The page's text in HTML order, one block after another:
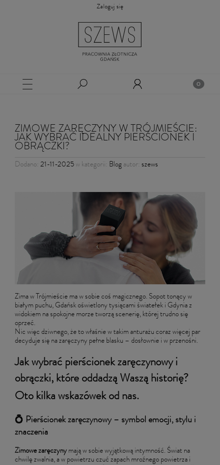
Zaloguj się
ZIMOWE ZARĘCZYNY W TRÓJMIEŚCIE:
JAK WYBRAĆ IDEALNY PIERŚCIONEK I
OBRĄCZKI?
Dodano: 21-11-2025 w kategorii: Blog autor: szews
Zima w Trójmieście ma w sobie coś magicznego. Sopot tonący w
białym puchu, Gdańsk oświetlony tysiącami światełek i Gdynia z
widokiem na spokojne morze tworzą scenerię, której trudno się
oprzeć.
Nic więc dziwnego, że to właśnie w takim anturażu coraz więcej par
decyduje się na zaręczyny pełne blasku – dosłownie i w przenośni.
Jak wybrać pierścionek zaręczynowy i
obrączki, które oddadzą Waszą historię?
Oto kilka wskazówek od nas.
💍 Pierścionek zaręczynowy – symbol emocji, stylu i
znaczenia
Zimowe zaręczyny mają w sobie wyjątkową intymność. Świat na
chwilę zwalnia, a w powietrzu czuć zapach mroźnego powietrza i